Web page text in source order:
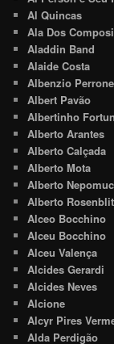
Al Quincas
Ala Dos
Aladdin Band
Alaide Costa
Albenzio Perrone
Albert Pavão
Albertinho
Alberto Arantes
Alberto Calçada
Alberto Mota
Alberto
Alberto Rosenblit
Alceo Bocchino
Alceu Bocchino
Alceu Valença
Alcides Gerardi
Alcides Neves
Alcione
Alcyr Pires
Alda Perdigão